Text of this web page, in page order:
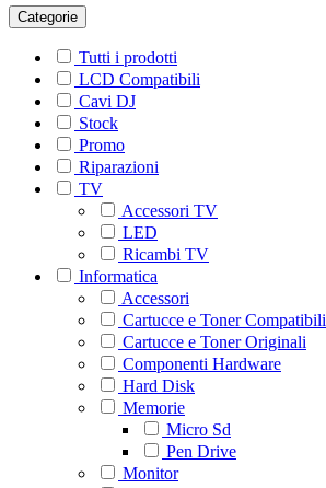
Categorie
Tutti i prodotti
LCD Compatibili
Cavi DJ
Stock
Promo
Riparazioni
TV
Accessori TV
LED
Ricambi TV
Informatica
Accessori
Cartucce e Toner Compatibili
Cartucce e Toner Originali
Componenti Hardware
Hard Disk
Memorie
Micro Sd
Pen Drive
Monitor